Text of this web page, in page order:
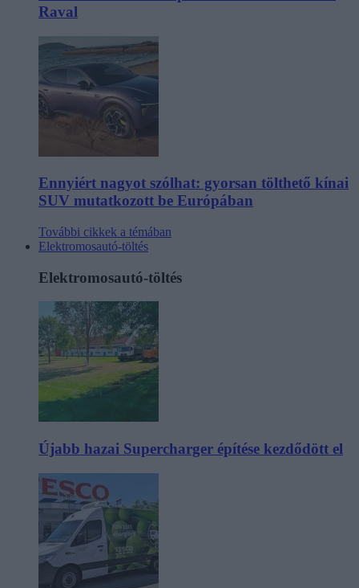
Raval
Ennyiért nagyot szólhat: gyorsan tölthető kínai
SUV mutatkozott be Európában
További cikkek a témában
Elektromosautó-töltés
Elektromosautó-töltés
Újabb hazai Supercharger építése kezdődött el